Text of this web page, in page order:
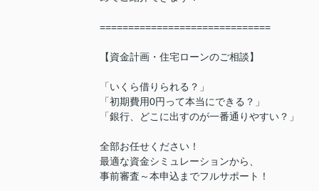
==============================
【資金計画・住宅ローンのご相談】
「いくら借りられる？」
「初期費用0円って本当にできる？」
「銀行、どこに出すのが一番通りやすい？」
全部お任せください！
最適な資金シミュレーションから、
事前審査～本申込までフルサポート！